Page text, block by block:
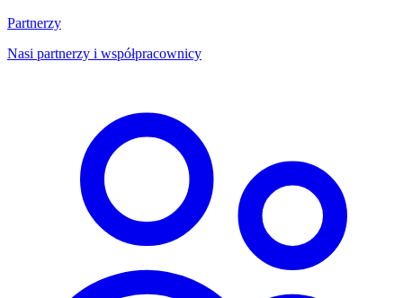
Partnerzy
Nasi partnerzy i współpracownicy